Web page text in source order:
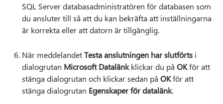
SQL Server databasadministratören för databasen som
du ansluter till så att du kan bekräfta att inställningarna
är korrekta eller att datorn är tillgänglig.
När meddelandetTesta anslutningen har slutförts i
dialogrutan Microsoft Datalänkklickar du på OKför att
stänga dialogrutan och klickar sedan på OKför att
stänga dialogrutan Egenskaper för datalänk.